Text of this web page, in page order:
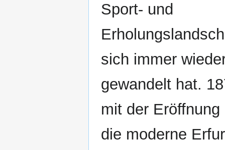
Sport- und
sich immer
gewandelt hat.
mit der Eröffnung
die moderne